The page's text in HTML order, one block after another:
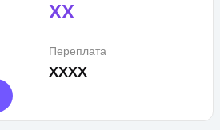
XX
Переплата
XXXX